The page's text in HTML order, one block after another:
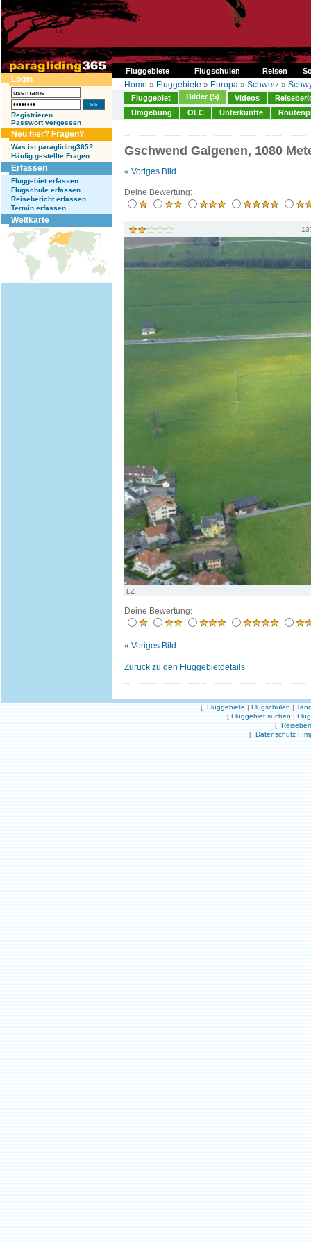
Fluggebiete Flugschulen Reisen
Login
Registrieren
Passwort vergessen
Neu hier? Fragen?
Was ist paragliding365?
Häufig gestellte Fragen
Erfassen
Fluggebiet erfassen
Flugschule erfassen
Reisebericht erfassen
Termin erfassen
Weltkarte
Home » Fluggebiete » Europa » Schweiz »
Fluggebiet Bilder (5) Videos
Umgebung
OLC Unterkünfte
Gschwend Galgenen, 1080
« Voriges Bild
Deine Bewertung:
LZ
Deine Bewertung:
« Voriges Bild
Zurück zu den Fluggebietdetails
[ Fluggebiete | Flugschulen |
[ Fluggebiet suchen |
[
[ Datenschutz |